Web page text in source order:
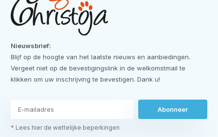
Nieuwsbrief:
Blijf op de hoogte van het laatste nieuws en aanbiedingen.
Vergeet niet op de bevestigingslink in de welkomstmail te
klikken om uw inschrijving te bevestigen. Dank u!
Abonneer
* Lees hier de wettelijke beperkingen